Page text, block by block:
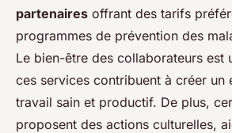
partenaires offrant des tarifs
programmes de prévention des
Le bien-être des collaborateurs est
ces services contribuent à créer un
travail sain et productif. De plus,
proposent des actions culturelles,